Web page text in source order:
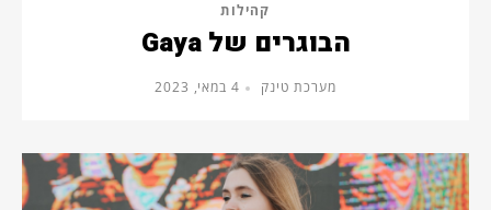
קהילות
הבוגרים של Gaya
מערכת טינק 4 במאי, 2023